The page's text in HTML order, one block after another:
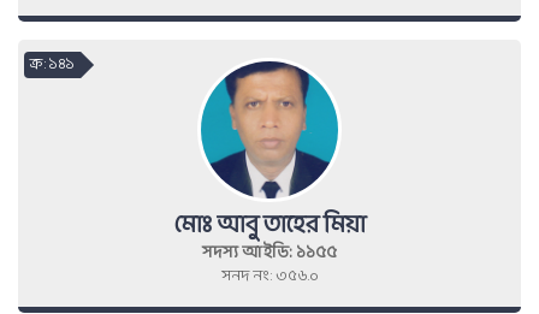
মোঃ আবু তাহের মিয়া
সদস্য আইডি: ১১৫৫
সনদ নং: ৩৫৬.০
ক্র : ১৪১